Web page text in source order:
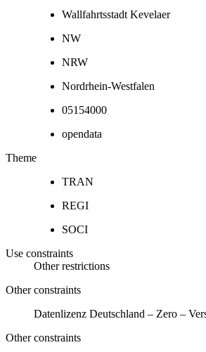
Wallfahrtsstadt Kevelaer
NW
NRW
Nordrhein-Westfalen
05154000
opendata
Theme
TRAN
REGI
SOCI
Use constraints
Other restrictions
Other constraints
Datenlizenz Deutschland – Zero –
Other constraints